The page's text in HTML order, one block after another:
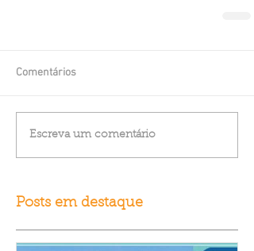
Comentários
Escreva um comentário
Posts em destaque